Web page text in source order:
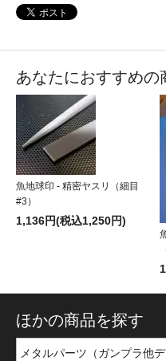
あなたにおすすめの
魚地球印 - 精密ヤスリ（細目
#3）
1,136円(税込1,250円)
ほかの商品を探す